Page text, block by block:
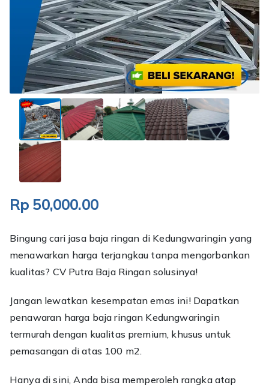
Rp 50,000.00
Bingung cari jasa baja ringan di Kedungwaringin yang
menawarkan harga terjangkau tanpa mengorbankan
kualitas? CV Putra Baja Ringan solusinya!
Jangan lewatkan kesempatan emas ini! Dapatkan
penawaran harga baja ringan Kedungwaringin
termurah dengan kualitas premium, khusus untuk
pemasangan di atas 100 m2.
Hanya di sini, Anda bisa memperoleh rangka atap